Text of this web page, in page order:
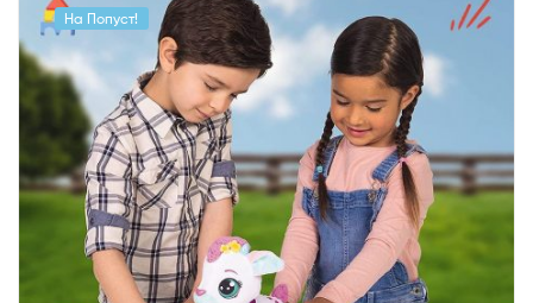
На Попуст!